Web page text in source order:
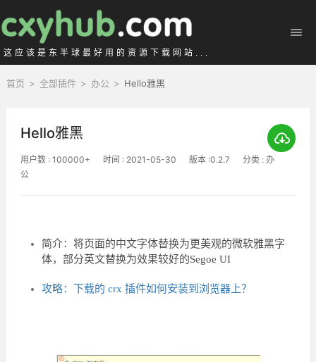
这应该是东半球最好用的资源下载网站...
首页 > 全部插件 > 办公 > Hello雅黑
Hello雅黑
用户数 : 100000+ 时间 : 2021-05-30 版本 :0.2.7
分类 : 办
公
简介：将页面的中文字体替换为更美观的微软雅黑字
体，部分英文替换为效果较好的Segoe UI
攻略：下载的 crx 插件如何安装到浏览器上？